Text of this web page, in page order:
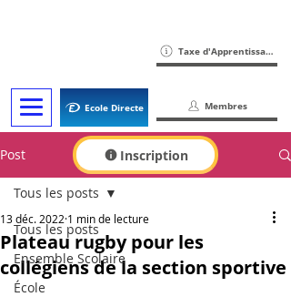
Ecole Directe
Taxe d'Apprentissage
Membres
Inscription
Post
Tous les posts
Ensemble Scolaire
École
Tous les posts
Plateau rugby pour les
collégiens de la section sportive
13 déc. 2022 1 min de lecture